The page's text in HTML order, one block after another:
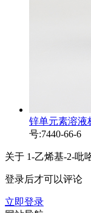
锌单元素溶液
号:7440-66-6
关于 1-乙烯基-2-吡
登录后才可以评论
立即登录